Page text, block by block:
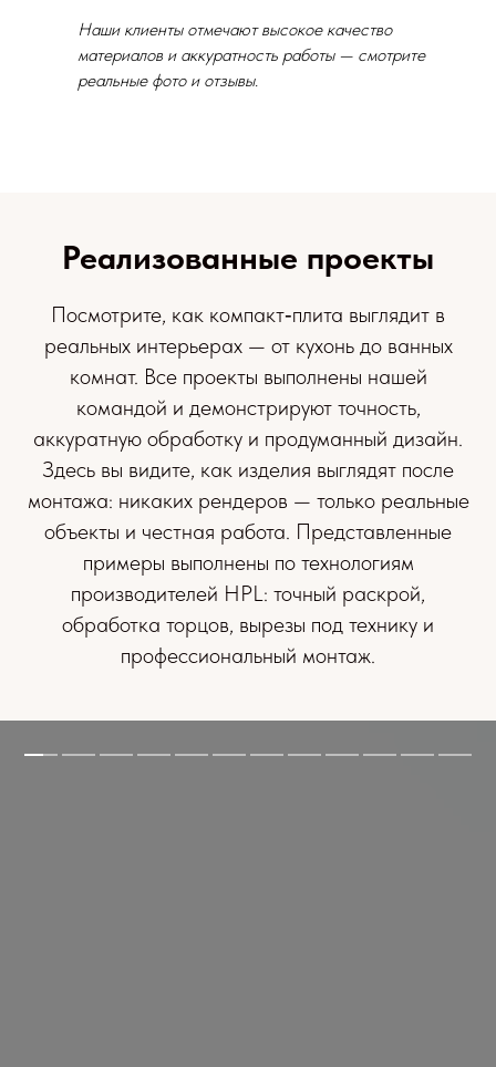
Наши клиенты отмечают высокое качество
материалов и аккуратность работы — смотрите
реальные фото и отзывы.
Реализованные проекты
Посмотрите, как компакт‑плита выглядит в
реальных интерьерах — от кухонь до ванных
комнат. Все проекты выполнены нашей
командой и демонстрируют точность,
аккуратную обработку и продуманный дизайн.
Здесь вы видите, как изделия выглядят после
монтажа: никаких рендеров — только реальные
объекты и честная работа. Представленные
примеры выполнены по технологиям
производителей HPL: точный раскрой,
обработка торцов, вырезы под технику и
профессиональный монтаж.